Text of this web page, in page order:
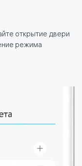
открытие двери
режима